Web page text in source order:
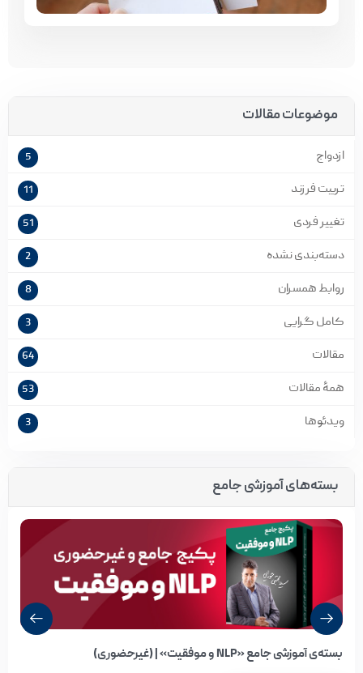
موضوعات مقالات
ازدواج 5
تربیت فرزند 11
تغییر فردی 51
دسته‌بندی نشده 2
روابط همسران 8
کامل گرایی 3
مقالات 64
همۀ مقالات 53
ویدئوها 3
بسته‌های آموزشی جامع
بسته‌ی آموزشی جامع «NLP و موفقیت» | (غیرحضوری)